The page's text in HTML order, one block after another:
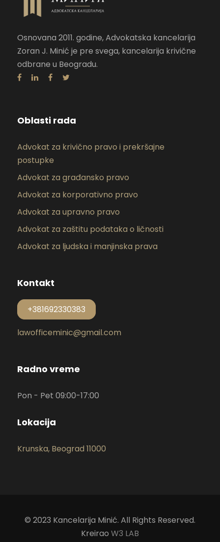
Osnovana 2011. godine, Advokatska kancelarija
Zoran J. Minić je pre svega, kancelarija krivične
odbrane u Beogradu.
Oblasti rada
Advokat za krivično pravo i prekršajne
postupke
Advokat za građansko pravo
Advokat za korporativno pravo
Advokat za upravno pravo
Advokat za zaštitu podataka o ličnosti
Advokat za ljudska i manjinska prava
Kontakt
+381692330383
lawofficeminic@gmail.com
Radno vreme
Pon - Pet 09:00-17:00
Lokacija
Krunska, Beograd 11000
© 2023 Kancelarija Minić. All Rights Reserved.
Kreirao W3 LAB